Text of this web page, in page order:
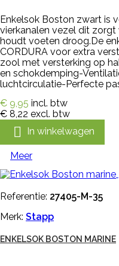
Enkelsok Boston zwart is
vierkanalen vezel dit
houdt voeten droog.De
CORDURA voor extra
zool met versterking op
en schokdemping-
luchtcirculatie-Perfecte
€ 9,95 incl. btw
€ 8,22 excl. btw
 In winkelwagen
Meer
Referentie: 27405-M-35
Merk: Stapp
ENKELSOK BOSTON MARINE